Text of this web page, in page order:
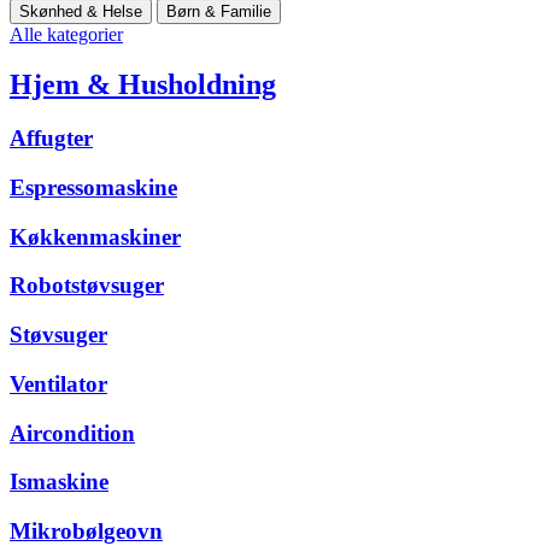
Skønhed & Helse
Børn & Familie
Alle kategorier
Hjem & Husholdning
Affugter
Espressomaskine
Køkkenmaskiner
Robotstøvsuger
Støvsuger
Ventilator
Aircondition
Ismaskine
Mikrobølgeovn